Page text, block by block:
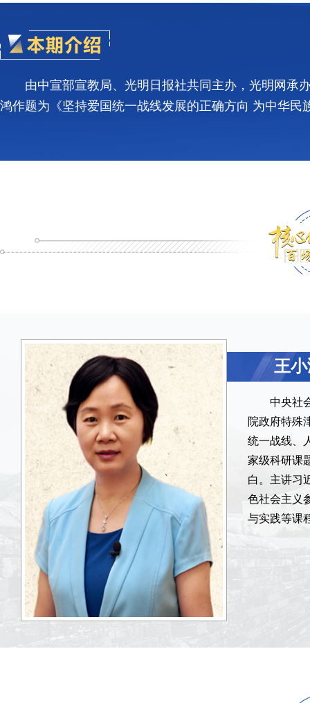
由中宣部宣教局、光明日报社共同主办，光明网承
鸿作题为《坚持爱国统一战线发展的正确方向 为中华民
王
中央社
院政府特殊
统一战线、
家级科研课
白。主讲习
色社会主义
与实践等课